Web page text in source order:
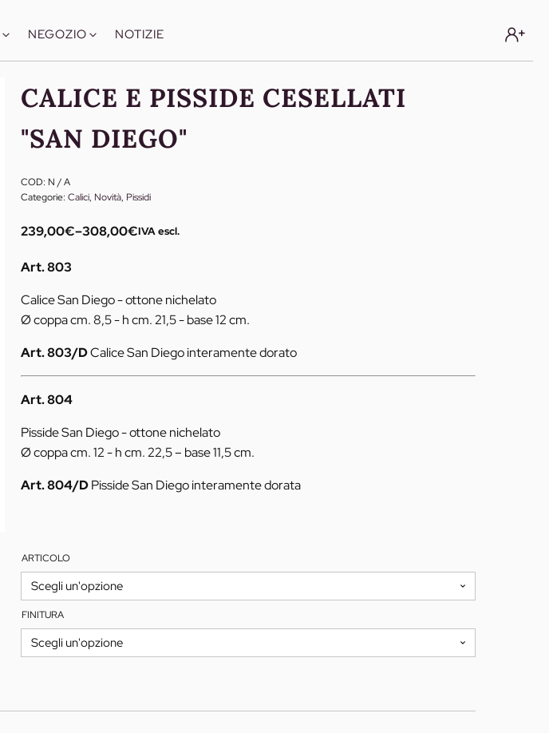
NEGOZIO NOTIZIE
CALICE E PISSIDE CESELLATI
"SAN DIEGO"
COD: N / A
Categorie: Calici, Novità, Pissidi
239,00€–308,00€
Fascia
di
da
239,00€
308,00€
IVA escl.
Art. 803
Calice San Diego - ottone nichelato
Ø coppa cm. 8,5 - h cm. 21,5 - base 12 cm.
Art. 803/DCalice San Diego interamente dorato
Art. 804
Pisside San Diego - ottone nichelato
Ø coppa cm. 12 - h cm. 22,5 – base 11,5 cm.
Art. 804/DPisside San Diego interamente dorata
ARTICOLO
FINITURA